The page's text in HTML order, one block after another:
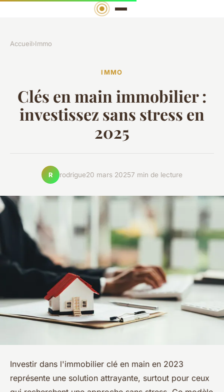
Accueil›Immo
IMMO
Clés en main immobilier :
investissez sans stress en
2025
R rodrigue20 mars 20257 min de lecture
Investir dans l'immobilier clé en main en 2023
représente une solution attrayante, surtout pour ceux